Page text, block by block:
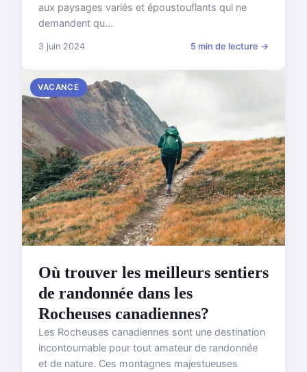
aux paysages variés et époustouflants qui ne
demandent qu...
3 juin 2024 5 min de lecture →
VACANCE
Où trouver les meilleurs sentiers
de randonnée dans les
Rocheuses canadiennes?
Les Rocheuses canadiennes sont une destination
incontournable pour tout amateur de randonnée
et de nature. Ces montagnes majestueuses